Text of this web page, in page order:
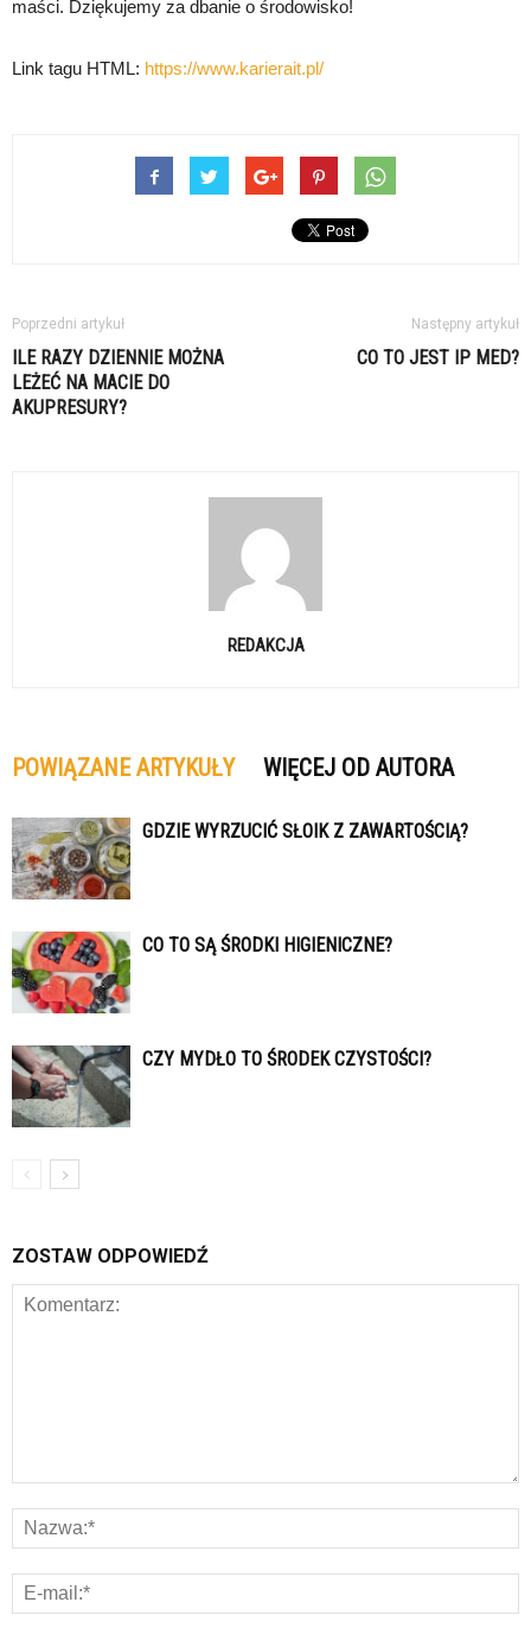
maści. Dziękujemy za dbanie o środowisko!
Link tagu HTML: https://www.karierait.pl/
Poprzedni artykuł
ILE RAZY DZIENNIE MOŻNA
LEŻEĆ NA MACIE DO
AKUPRESURY?
Następny artykuł
CO TO JEST IP MED?
REDAKCJA
POWIĄZANE ARTYKUŁY WIĘCEJ OD AUTORA
GDZIE WYRZUCIĆ SŁOIK Z ZAWARTOŚCIĄ?
CO TO SĄ ŚRODKI HIGIENICZNE?
CZY MYDŁO TO ŚRODEK CZYSTOŚCI?
ZOSTAW ODPOWIEDŹ